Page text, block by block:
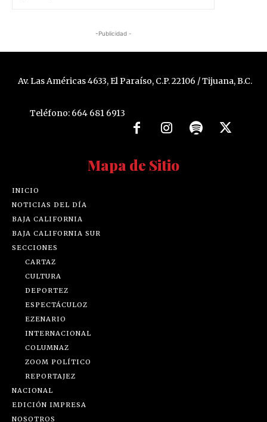
-Publicidad -
Av. Las Américas 4633, El Paraíso, C.P. 22106 / Tijuana, B.C.
Teléfono: 664 681 6913
Mapa de Sitio
INICIO
NOTICIAS DEL DÍA
BAJA CALIFORNIA
BAJA CALIFORNIA SUR
SECCIONES
CARTAZ
CULTURA
DEPORTEZ
ESPECTÁCULOZ
EZENARIO
INTERNACIONAL
COLUMNAZ
ZOOM POLÍTICO
REPORTAJEZ
NACIONAL
EDICIÓN IMPRESA
NOSOTROS